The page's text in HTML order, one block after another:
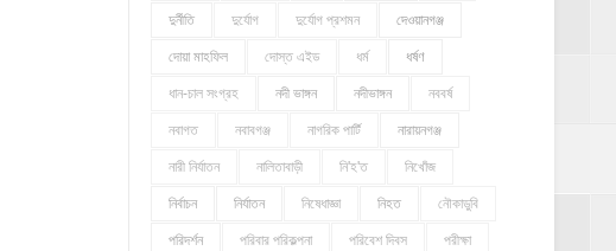
দুর্নীতি দুর্যোগ দুর্যোগ প্রশমন দেওয়ানগঞ্জ
দোয়া মাহফিল দোস্ত এইড ধর্ম ধর্ষণ
ধান-চাল সংগ্রহ নদী ভাঙ্গন নদীভাঙ্গন নববর্ষ
নবাগত নবাবগঞ্জ নাগরিক পার্টি নারায়নগঞ্জ
নারী নির্যাতন নালিতাবাড়ী নি'হ'ত নিখোঁজ
নির্বাচন নির্যাতন নিষেধাজ্ঞা নিহত নৌকাডুবি
পরিদর্শন পরিবার পরিকল্পনা পরিবেশ দিবস পরীক্ষা